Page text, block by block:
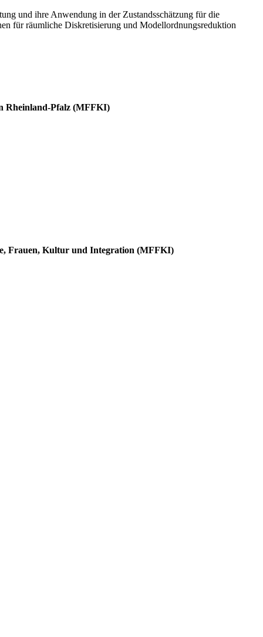
und ihre Anwendung in der Zustandsschätzung für die
für räumliche Diskretisierung und Modellordnungsreduktion
Rheinland-Pfalz (MFFKI)
Frauen, Kultur und Integration (MFFKI)